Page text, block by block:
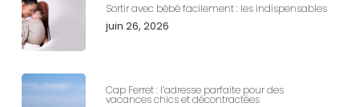
Sortir avec bébé facilement : les indispensables
juin 26, 2026
Cap Ferret : l’adresse parfaite pour des
vacances chics et décontractées